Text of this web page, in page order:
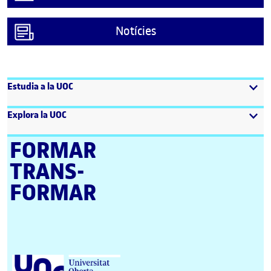
Notícies
Estudia a la UOC
Explora la UOC
FORMAR
TRANS­
FORMAR
Universitat Oberta de Catalunya (UOC)